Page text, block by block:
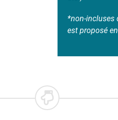
*non-incluses
est proposé